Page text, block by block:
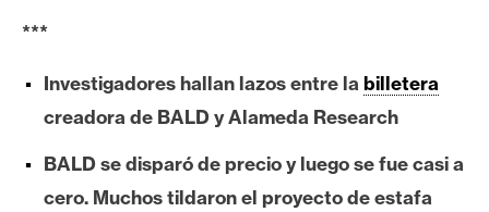
t
h
r
e
***
Investigadores hallan lazos entre la billetera
creadora de BALD y Alameda Research
BALD se disparó de precio y luego se fue casi a
cero. Muchos tildaron el proyecto de estafa